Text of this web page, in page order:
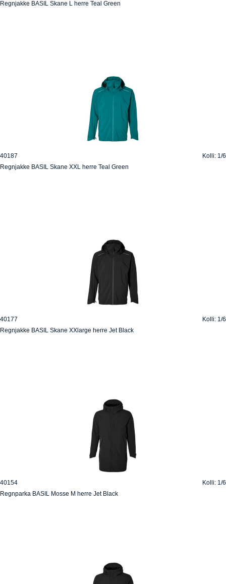
Regnjakke BASIL Skane L herre Teal Green
40187
Kolli: 1/6
Regnjakke BASIL Skane XXL herre Teal Green
40177
Kolli: 1/6
Regnjakke BASIL Skane XXlarge herre Jet Black
40154
Kolli: 1/6
Regnparka BASIL Mosse M herre Jet Black